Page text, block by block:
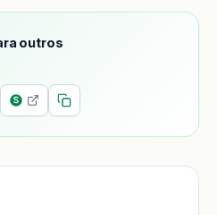
outros